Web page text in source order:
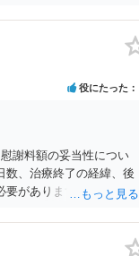
役にたった
謝料額の妥当性につい
数、治療終了の経緯、後
要があります。保険会社
たします。 ・相手方保険
始日及び治療終了日 ・